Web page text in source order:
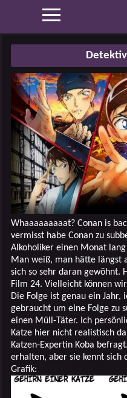
Whaaaaaaaaat? Conan is
vermisst habe Conan zu
Alkoholiker einen Monat
Man weiß, man hätte längst
sich so sehr daran gewöhnt.
Film 24. Vielleicht können
Die Folge ist genau ein Jahr,
gebraucht um eine Folge zu
einen Müll-Täter. Ich
Katze hier nicht realistisch
Katzen-Expertin Koba
erhalten, aber sie kennt sich
Grafik: